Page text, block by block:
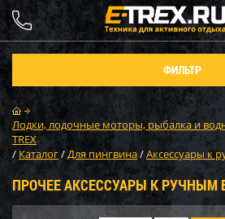
ФИЛЬТР
Лодки, лодочные моторы, рыбалка и
TREX
/Каталог/Для пингвина/Аксессуары к
ПРОЧЕЕ АКСЕССУАРЫ К РУЧНЫМ